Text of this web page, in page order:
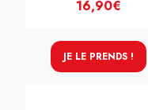
16,90€
JE LE PRENDS !